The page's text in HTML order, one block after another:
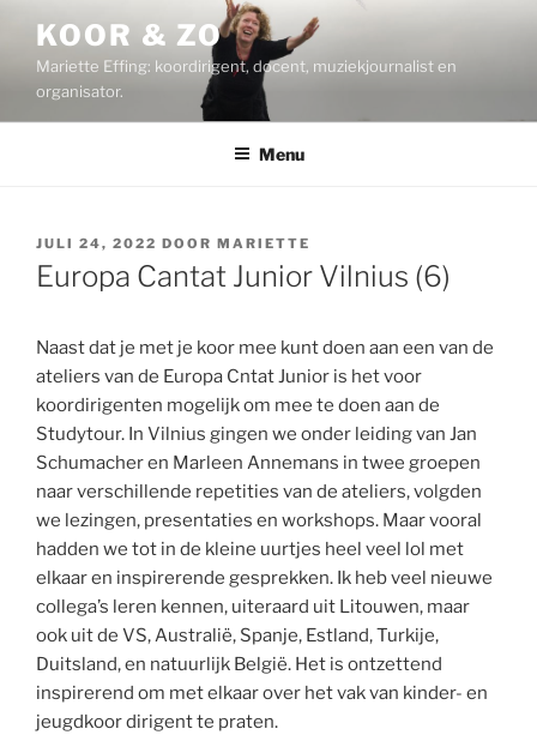
inhoud
KOOR & ZO
Mariette Effing: koordirigent, docent, muziekjournalist en
organisator.
Menu
GEPLAATST
OP
JULI 24, 2022 DOOR MARIETTE
Europa Cantat Junior Vilnius (6)
Naast dat je met je koor mee kunt doen aan een van de
ateliers van de Europa Cntat Junior is het voor
koordirigenten mogelijk om mee te doen aan de
Studytour. In Vilnius gingen we onder leiding van Jan
Schumacher en Marleen Annemans in twee groepen
naar verschillende repetities van de ateliers, volgden
we lezingen, presentaties en workshops. Maar vooral
hadden we tot in de kleine uurtjes heel veel lol met
elkaar en inspirerende gesprekken. Ik heb veel nieuwe
collega’s leren kennen, uiteraard uit Litouwen, maar
ook uit de VS, Australië, Spanje, Estland, Turkije,
Duitsland, en natuurlijk België. Het is ontzettend
inspirerend om met elkaar over het vak van kinder- en
jeugdkoor dirigent te praten.